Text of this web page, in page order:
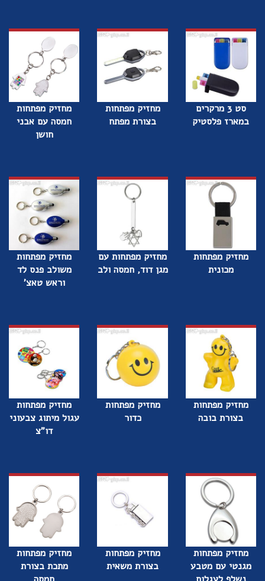
סט 3 מרקרים
במארז פלסטיק
מחזיק מפתחות
בצורת מפתח
מחזיק מפתחות
חמסה עם אבני
חושן
מחזיק מפתחות
מכונית
מחזיק מפתחות עם
מגן דוד, חמסה ולב
מחזיק מפתחות
משולב פנס לד
וראש טאצ'
מחזיק מפתחות
בצורת בובה
מחזיק מפתחות
כדור
מחזיק מפתחות
עגול מיתוג צבעוני
דו"צ
מחזיק מפתחות
מגנטי עם מטבע
מחזיק מפתחות
בצורת משאית
מחזיק מפתחות
מתכת בצורת